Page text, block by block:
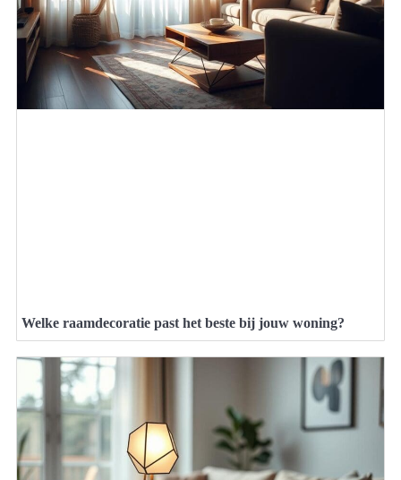
Welke raamdecoratie past het beste bij jouw woning?